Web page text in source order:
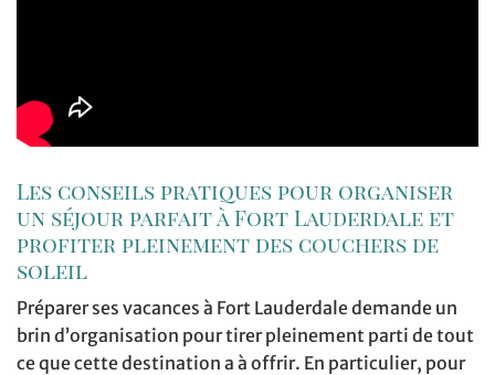
Les conseils pratiques pour organiser
un séjour parfait à Fort Lauderdale et
profiter pleinement des couchers de
soleil
Préparer ses vacances à Fort Lauderdale demande un
brin d’organisation pour tirer pleinement parti de tout
ce que cette destination a à offrir. En particulier, pour